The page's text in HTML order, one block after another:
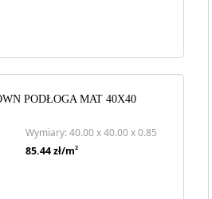
PODŁOGA MAT 40X40
Wymiary: 40.00 x 40.00 x 0.85
85.44zł/m2